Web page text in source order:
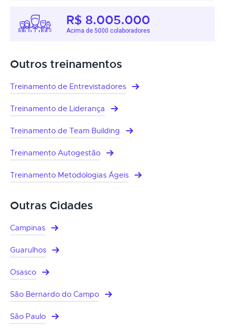
R$ 8.005.000
Acima de 5000 colaboradores
Outros treinamentos
Treinamento de Entrevistadores
Treinamento de Liderança
Treinamento de Team Building
Treinamento Autogestão
Treinamento Metodologias Ágeis
Outras Cidades
Campinas
Guarulhos
Osasco
São Bernardo do Campo
São Paulo